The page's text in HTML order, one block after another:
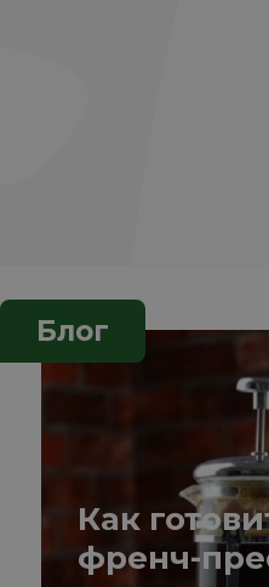
Блог
Как
френч-